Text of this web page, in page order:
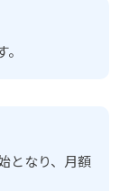
となり、月額